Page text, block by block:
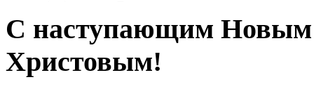
С наступающим Новым
Христовым!